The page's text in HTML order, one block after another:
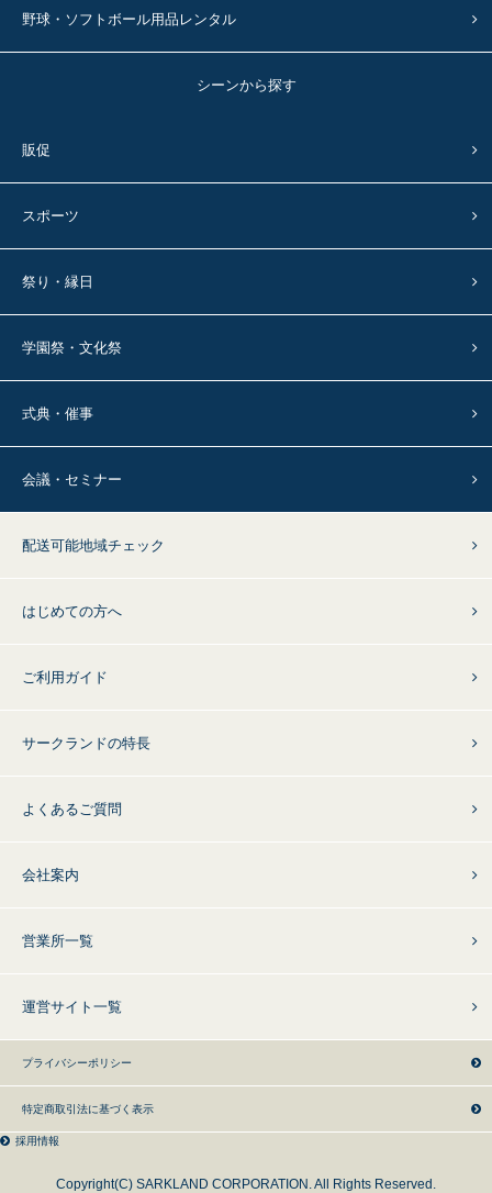
野球・ソフトボール用品レンタル
シーンから探す
販促
スポーツ
祭り・縁日
学園祭・文化祭
式典・催事
会議・セミナー
配送可能地域チェック
はじめての方へ
ご利用ガイド
サークランドの特長
よくあるご質問
会社案内
営業所一覧
運営サイト一覧
プライバシーポリシー
特定商取引法に基づく表示
採用情報
Copyright(C) SARKLAND CORPORATION. All Rights Reserved.